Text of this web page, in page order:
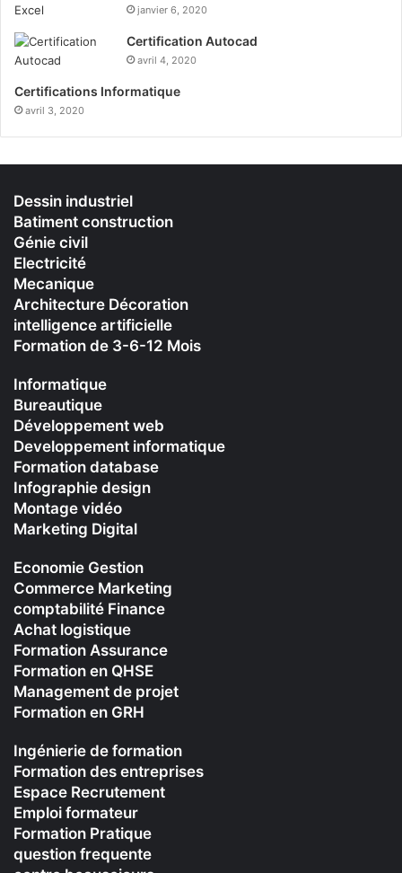
janvier 6, 2020
Certification Autocad
avril 4, 2020
Certifications Informatique
avril 3, 2020
Dessin industriel
Batiment construction
Génie civil
Electricité
Mecanique
Architecture Décoration
intelligence artificielle
Formation de 3-6-12 Mois
Informatique
Bureautique
Développement web
Developpement informatique
Formation database
Infographie design
Montage vidéo
Marketing Digital
Economie Gestion
Commerce Marketing
comptabilité Finance
Achat logistique
Formation Assurance
Formation en QHSE
Management de projet
Formation en GRH
Ingénierie de formation
Formation des entreprises
Espace Recrutement
Emploi formateur
Formation Pratique
question frequente